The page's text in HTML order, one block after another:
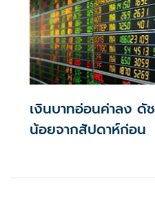
เงินบาทอ่อนค่าลง ดั
น้อยจากสัปดาห์ก่อน